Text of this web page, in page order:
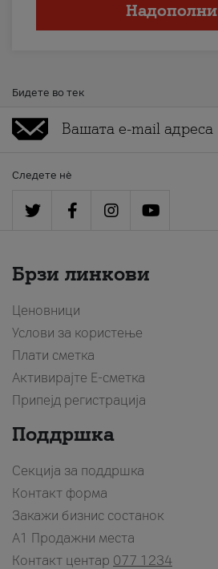
Надополни
Бидете во тек
Следете нè
Брзи линкови
Ценовници
Услови за користење
Плати сметка
Активирајте Е-сметка
Припејд регистрација
Поддршка
Секција за поддршка
Контакт форма
Закажи бизнис состанок
A1 Продажни места
Контакт центар 077 1234